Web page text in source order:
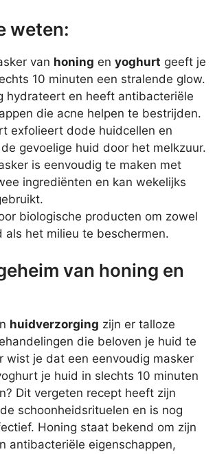
weten:
van honing en yoghurt geeft je
10 minuten een stralende glow.
hydrateert en heeft antibacteriële
die acne helpen te bestrijden.
exfolieert dode huidcellen en
gevoelige huid door het melkzuur.
is eenvoudig te maken met
ingrediënten en kan wekelijks
biologische producten om zowel
als het milieu te beschermen.
van honing en
huidverzorging zijn er talloze
die beloven je huid te
wist je dat een eenvoudig masker
je huid in slechts 10 minuten
Dit vergeten recept heeft zijn
schoonheidsrituelen en is nog
Honing staat bekend om zijn
antibacteriële eigenschappen,